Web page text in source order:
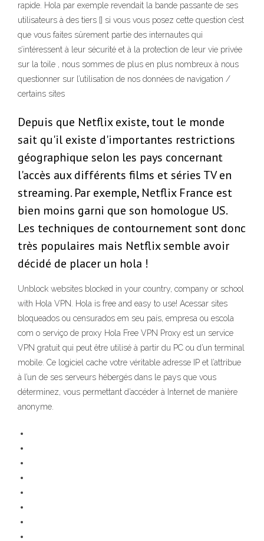
rapide. Hola par exemple revendait la bande passante de ses
utilisateurs à des tiers [] si vous vous posez cette question c’est
que vous faites sûrement partie des internautes qui
s’intéressent à leur sécurité et à la protection de leur vie privée
sur la toile , nous sommes de plus en plus nombreux à nous
questionner sur l’utilisation de nos données de navigation /
certains sites
Depuis que Netflix existe, tout le monde
sait qu'il existe d'importantes restrictions
géographique selon les pays concernant
l'accès aux différents films et séries TV en
streaming. Par exemple, Netflix France est
bien moins garni que son homologue US.
Les techniques de contournement sont donc
très populaires mais Netflix semble avoir
décidé de placer un hola !
Unblock websites blocked in your country, company or school
with Hola VPN. Hola is free and easy to use! Acessar sites
bloqueados ou censurados em seu país, empresa ou escola
com o serviço de proxy Hola Free VPN Proxy est un service
VPN gratuit qui peut être utilisé à partir du PC ou d’un terminal
mobile. Ce logiciel cache votre véritable adresse IP et l’attribue
à l’un de ses serveurs hébergés dans le pays que vous
déterminez, vous permettant d’accéder à Internet de manière
anonyme.